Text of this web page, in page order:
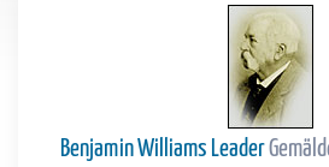
Benjamin Williams Leader